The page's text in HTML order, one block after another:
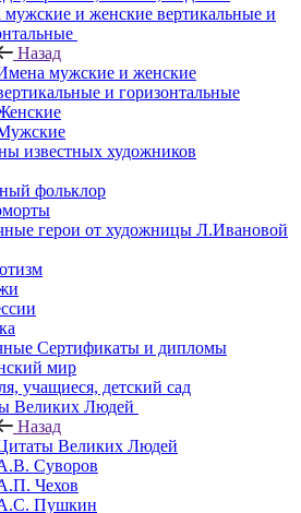
и женские вертикальные и
Назад
мужские и женские
и горизонтальные
известных художников
фольклор
герои от художницы Л.Ивановой
Сертификаты и дипломы
мир
учащиеся, детский сад
Великих Людей
Назад
Великих Людей
Суворов
Чехов
Пушкин